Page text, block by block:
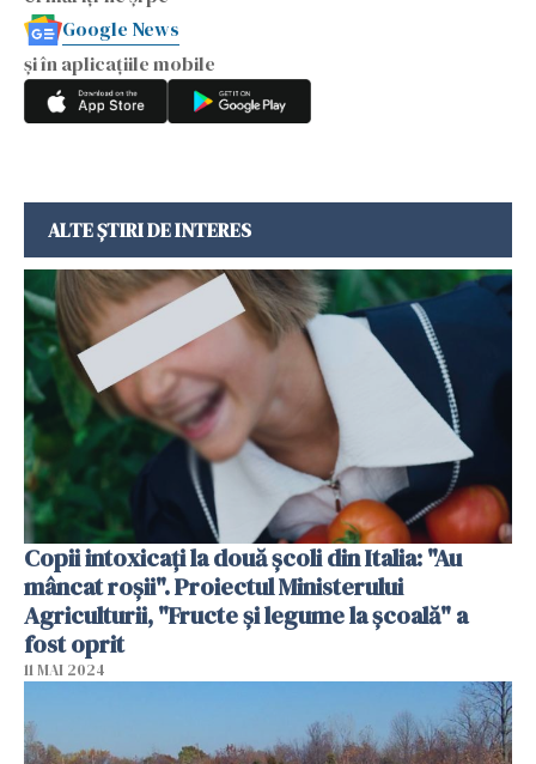
Google News
și în aplicațiile mobile
ALTE ȘTIRI DE INTERES
Copii intoxicați la două școli din Italia: "Au
mâncat roșii". Proiectul Ministerului
Agriculturii, "Fructe și legume la școală" a
fost oprit
11 MAI 2024